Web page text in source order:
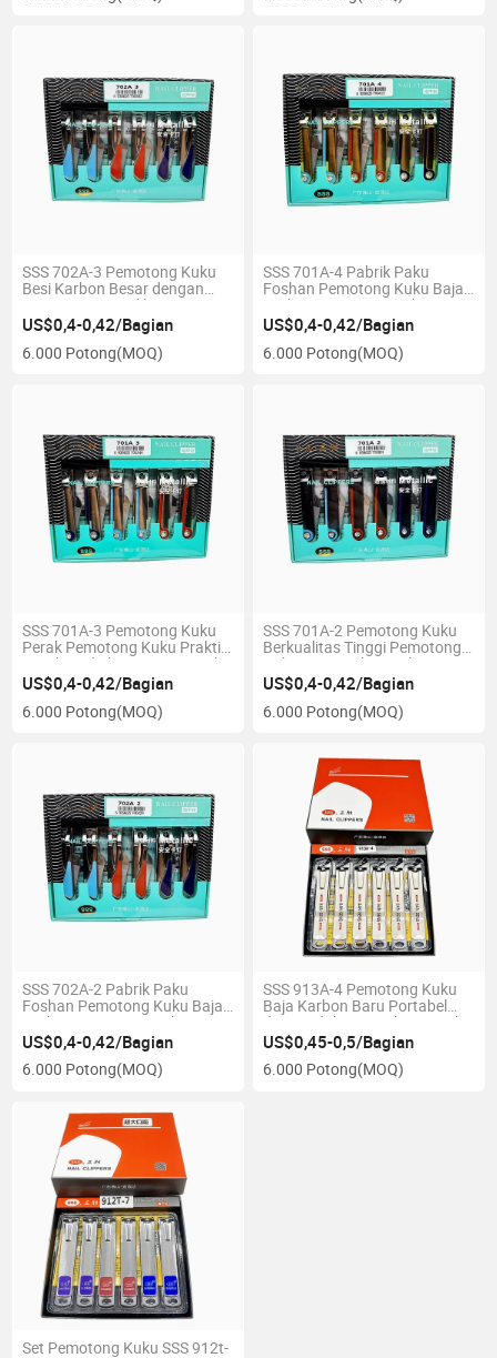
SSS 702A-3 Pemotong Kuku
Besi Karbon Besar dengan
Pisau Papan Pedikur
US$0,4-0,42/Bagian
6.000 Potong(MOQ)
SSS 701A-4 Pabrik Paku
Foshan Pemotong Kuku Baja
Karbon Pemotong Kuku
Praktis untuk Rumah
US$0,4-0,42/Bagian
6.000 Potong(MOQ)
SSS 701A-3 Pemotong Kuku
Perak Pemotong Kuku Praktis
Kotak Hadiah Pemotong Kuku
Grosir
US$0,4-0,42/Bagian
6.000 Potong(MOQ)
SSS 701A-2 Pemotong Kuku
Berkualitas Tinggi Pemotong
Kuku Baja Karbon Kelas Tinggi
Dapat Dikenakan
Electroplated
US$0,4-0,42/Bagian
6.000 Potong(MOQ)
SSS 702A-2 Pabrik Paku
Foshan Pemotong Kuku Baja
Karbon Pemotong Kuku
Praktis untuk Rumah
US$0,4-0,42/Bagian
6.000 Potong(MOQ)
SSS 913A-4 Pemotong Kuku
Baja Karbon Baru Portabel
dan Mudah Digunakan untuk
Kuku Keras yang Tebal dan
Sangat Tajam
US$0,45-0,5/Bagian
6.000 Potong(MOQ)
Set Pemotong Kuku SSS 912t-